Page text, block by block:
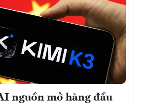
nguồn mở hàng đầu